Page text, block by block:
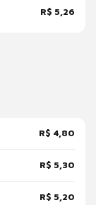
R$ 5,26
R$ 4,80
R$ 5,30
R$ 5,20